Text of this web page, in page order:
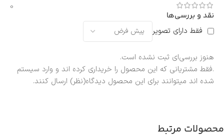
0
نقد و بررسی‌ها
فقط دارای تصویر
هنوز بررسی‌ای ثبت نشده است.
.فقط مشتریانی که این محصول را خریداری کرده اند و وارد سیستم
شده اند میتوانند برای این محصول دیدگاه(نظر) ارسال کنند.
محصولات مرتبط